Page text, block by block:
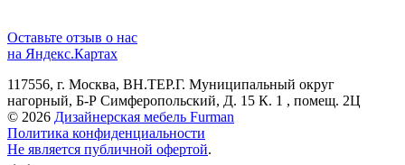
Оставьте отзыв о нас
на Яндекс.Картах
117556, г. Москва, ВН.ТЕР.Г. Муниципальный округ
нагорный, Б-Р Симферопольский, Д. 15 К. 1 , помещ. 2Ц
© 2026 Дизайнерская мебель Furman
Политика конфиденциальности
Не является публичной офертой.